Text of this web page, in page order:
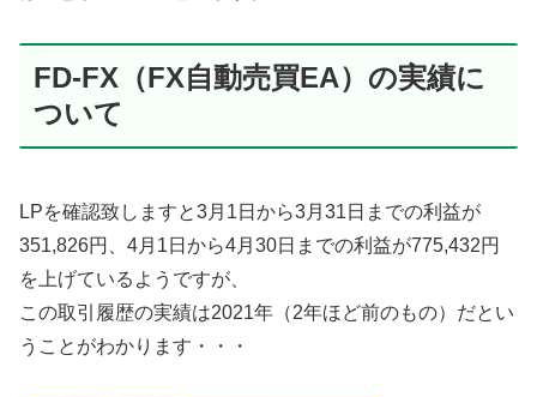
FD-FX（FX自動売買EA）の実績に
ついて
LPを確認致しますと3月1日から3月31日までの利益が
351,826円、4月1日から4月30日までの利益が775,432円
を上げているようですが、
この取引履歴の実績は2021年（2年ほど前のもの）だとい
うことがわかります・・・